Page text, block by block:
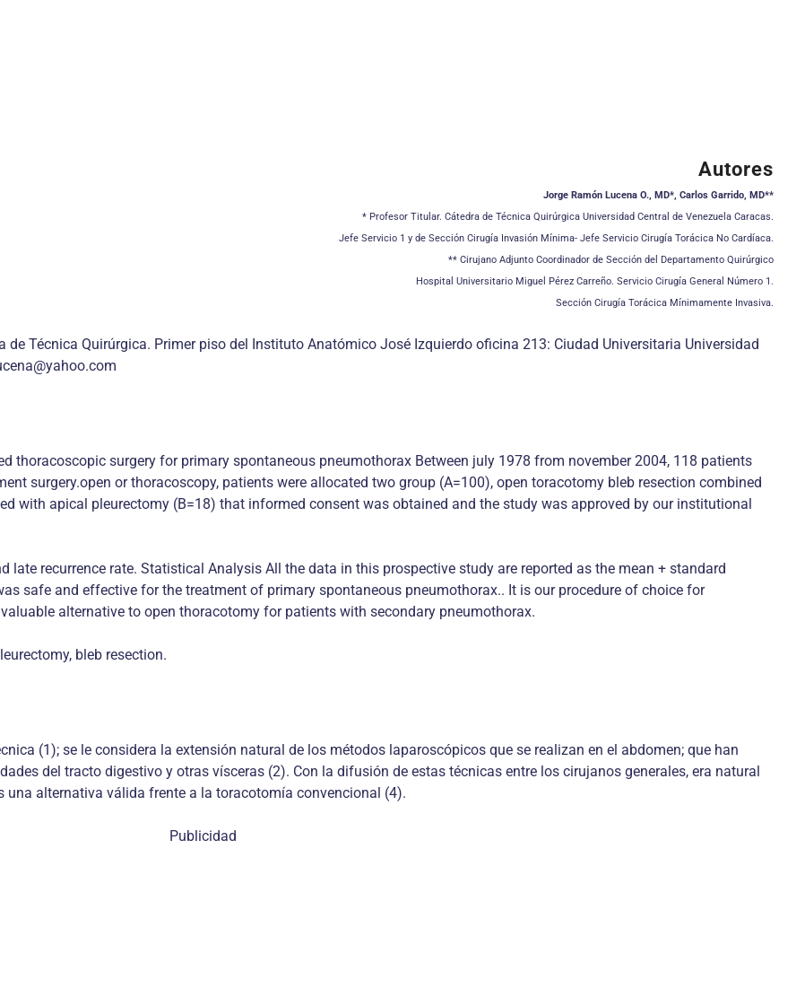
Autores
Jorge Ramón Lucena O., MD*, Carlos Garrido, MD**
* Profesor Titular. Cátedra de Técnica Quirúrgica Universidad Central de Venezuela Caracas.
Jefe Servicio 1 y de Sección Cirugía Invasión Mínima- Jefe Servicio Cirugía Torácica No Cardíaca.
** Cirujano Adjunto Coordinador de Sección del Departamento Quirúrgico
Hospital Universitario Miguel Pérez Carreño. Servicio Cirugía General Número 1.
Sección Cirugía Torácica Mínimamente Invasiva.
de Técnica Quirúrgica. Primer piso del Instituto Anatómico José Izquierdo oficina 213: Ciudad Universitaria Universidad
thoracoscopic surgery for primary spontaneous pneumothorax Between july 1978 from november 2004, 118 patients
surgery.open or thoracoscopy, patients were allocated two group (A=100), open toracotomy bleb resection combined
with apical pleurectomy (B=18) that informed consent was obtained and the study was approved by our institutional
late recurrence rate. Statistical Analysis All the data in this prospective study are reported as the mean + standard
safe and effective for the treatment of primary spontaneous pneumothorax.. It is our procedure of choice for
alternative to open thoracotomy for patients with secondary pneumothorax.
bleb resection.
(1); se le considera la extensión natural de los métodos laparoscópicos que se realizan en el abdomen; que han
del tracto digestivo y otras vísceras (2). Con la difusión de estas técnicas entre los cirujanos generales, era natural
una alternativa válida frente a la toracotomía convencional (4).
Publicidad